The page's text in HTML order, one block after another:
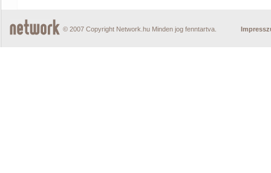
© 2007 Copyright Network.hu Minden jog fenntartva.